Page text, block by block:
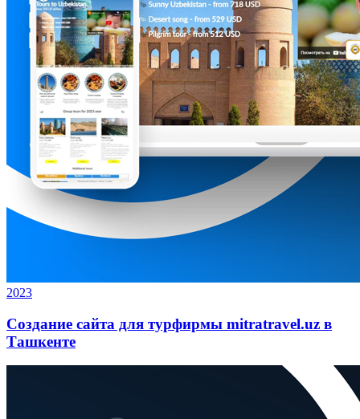
2023
Создание сайта для турфирмы mitratravel.uz в
Ташкенте